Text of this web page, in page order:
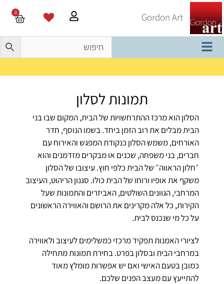
Gordon Art
0
תמונות לסלון
הסלון הוא מרכז ההתרחשויות של הבית, המקום שבו בני
הבית מבלים את רוב הזמן ביחד. בשמו הנוסף, חדר
האורחים, משמש הסלון כנקודת המפגש והאירוח עם
חברים, בני משפחה, שכנים או מבקרים מזדמנים והוא
״חלון הראווה״ של הבית כלפי חוץ. עיצובו של הסלון
משקף את אופיו ורוחו של הבית כולו. סגנון הריהוט, העיצוב
המרחבי, הגוונים השולטים, האביזרים והתמונות שעל
הקירות, כל אלה מקרינים את הרושם והאווירה הראשונים
על כל מי שנכנס לבית.
לציורי האמנות תפקיד מרכזי כמשלימים לעיצוב ולאווירה
במרחבי הבית ובסלון בפרט. בחירת תמונות מתחילה
כמובן בטעם האישי ואם יש אפשרות מומלץ מאוד
להתייעץ עם מעצב הפנים שלכם.